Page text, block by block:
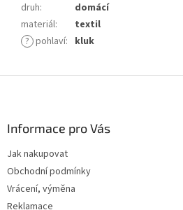
druh:
domácí
materiál:
textil
? pohlaví: kluk
Informace pro Vás
Jak nakupovat
Obchodní podmínky
Vrácení, výměna
Reklamace